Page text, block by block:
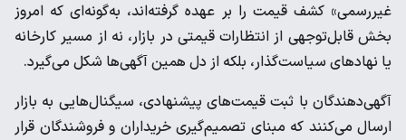
غیررسمی» کشف قیمت را بر عهده گرفته‌اند، به‌گونه‌ای که امروز
بخش قابل‌توجهی از انتظارات قیمتی در بازار، نه از مسیر کارخانه
یا نهادهای سیاست‌گذار، بلکه از دل همین آگهی‌ها شکل می‌گیرد.
آگهی‌دهندگان با ثبت قیمت‌های پیشنهادی، سیگنال‌هایی به بازار
ارسال می‌کنند که مبنای تصمیم‌گیری خریداران و فروشندگان قرار